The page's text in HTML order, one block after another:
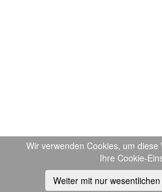
Wir verwenden Cookies, um
Ihre Cookie-
Weiter mit nur